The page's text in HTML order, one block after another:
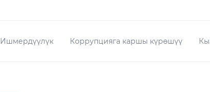
Ишмердүүлүк Коррупцияга каршы күрөшүү